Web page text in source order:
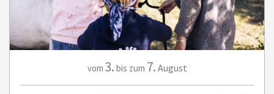
vom 3. bis zum 7. August